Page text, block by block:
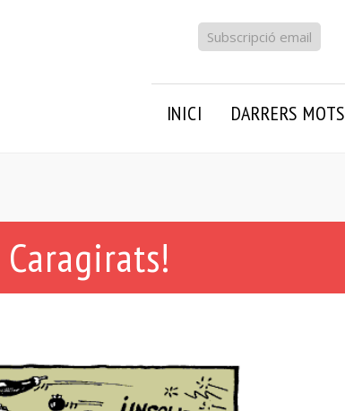
Subscripció email
INICI DARRERS MOTS